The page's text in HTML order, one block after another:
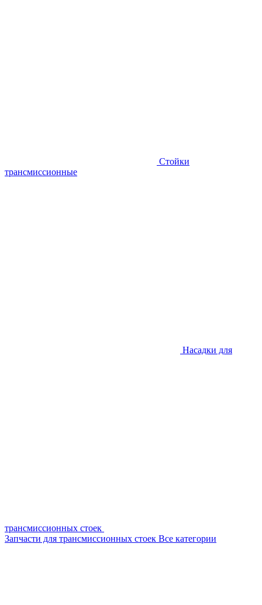
Стойки
трансмиссионные
Насадки для
трансмиссионных стоек
Запчасти для трансмиссионных стоек Все категории